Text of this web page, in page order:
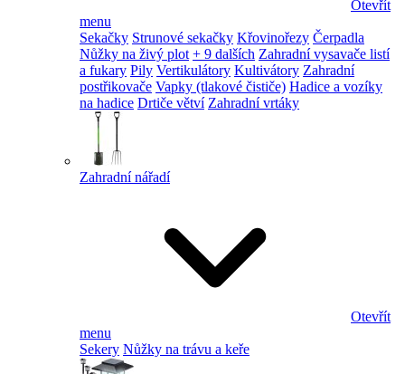
Otevřít
menu
Sekačky Strunové sekačky Křovinořezy Čerpadla
Nůžky na živý plot + 9 dalších Zahradní vysavače listí
a fukary Pily Vertikulátory Kultivátory Zahradní
postřikovače Vapky (tlakové čističe) Hadice a vozíky
na hadice Drtiče větví Zahradní vrtáky
Zahradní nářadí
Otevřít
menu
Sekery Nůžky na trávu a keře